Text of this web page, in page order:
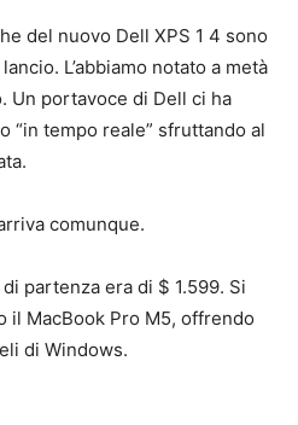
del nuovo Dell XPS 1 4 sono
L’abbiamo notato a metà
Un portavoce di Dell ci ha
“in tempo reale” sfruttando al
comunque.
partenza era di $ 1.599. Si
il MacBook Pro M5, offrendo
di Windows.